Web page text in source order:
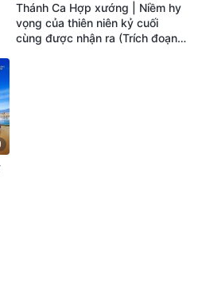
Thánh Ca Hợp xướng | Niềm hy
vọng của thiên niên kỷ cuối
cùng được nhận ra (Trích đoạn